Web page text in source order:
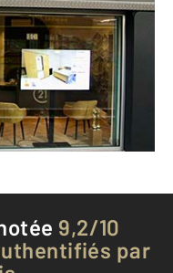
l'agence
9,2/10
par